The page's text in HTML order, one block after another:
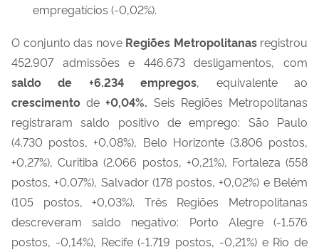
empregatícios (-0,02%).
O conjunto das nove Regiões Metropolitanasregistrou
452.907 admissões e 446.673 desligamentos, com
saldo de +6.234empregos, equivalente ao
crescimentode +0,04%. Seis Regiões Metropolitanas
registraram saldo positivo de emprego: São Paulo
(4.730 postos, +0,08%), Belo Horizonte (3.806 postos,
+0,27%), Curitiba (2.066 postos, +0,21%), Fortaleza (558
postos, +0,07%), Salvador (178 postos, +0,02%) e Belém
(105 postos, +0,03%). Três Regiões Metropolitanas
descreveram saldo negativo: Porto Alegre (-1.576
postos, -0,14%), Recife (-1.719 postos, -0,21%) e Rio de